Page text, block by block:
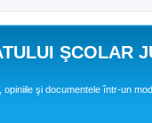
ŞCOLAR
şi documentele într-un